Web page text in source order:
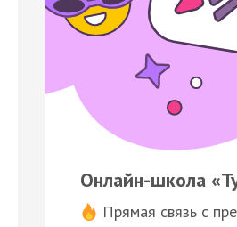
Онлайн-школа
Прямая связь с